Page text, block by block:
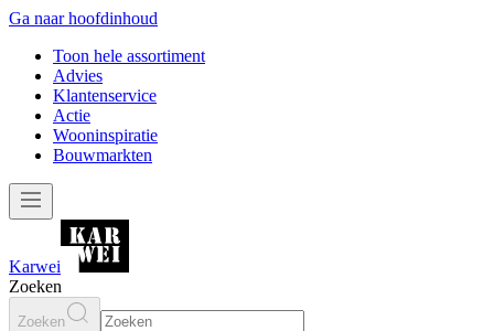
Ga naar hoofdinhoud
Toon hele assortiment
Advies
Klantenservice
Actie
Wooninspiratie
Bouwmarkten
Karwei
Zoeken
Zoeken